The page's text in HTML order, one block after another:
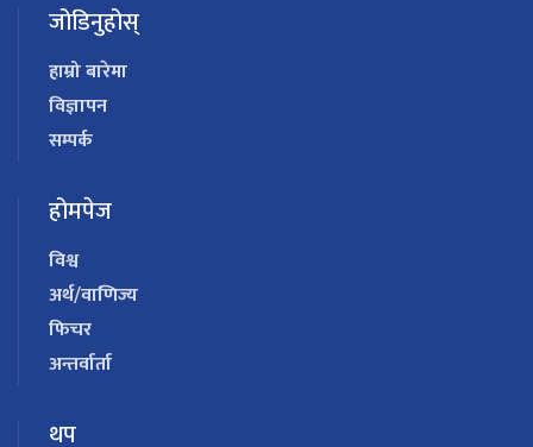
जोडिनुहोस्
हाम्रो बारेमा
विज्ञापन
सम्पर्क
होमपेज
विश्व
अर्थ/वाणिज्य
फिचर
अन्तर्वार्ता
थप